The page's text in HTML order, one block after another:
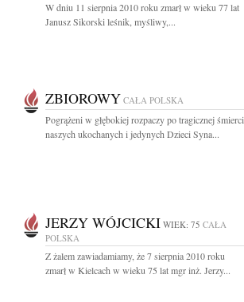
W dniu 11 sierpnia 2010 roku zmarł w wieku 77 lat
Janusz Sikorski leśnik, myśliwy,...
ZBIOROWY CAŁA POLSKA
Pogrążeni w głębokiej rozpaczy po tragicznej śmierci
naszych ukochanych i jedynych Dzieci Syna...
JERZY WÓJCICKI WIEK: 75 CAŁA
POLSKA
Z żalem zawiadamiamy, że 7 sierpnia 2010 roku
zmarł w Kielcach w wieku 75 lat mgr inż. Jerzy...